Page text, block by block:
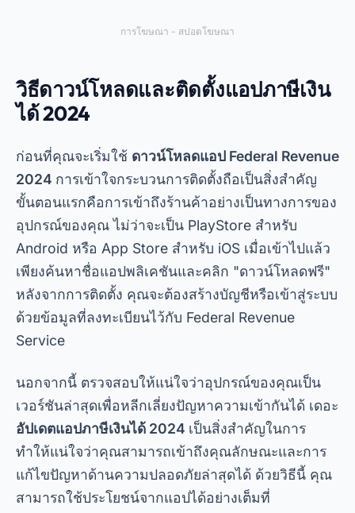
อุปกรณ์ของคุณ ไม่ว่าจะเป็น PlayStore สำหรับ
เพียงค้นหาชื่อแอปพลิเคชันและคลิก "ดาวน์โหลดฟรี"
หลังจากการติดตั้ง คุณจะต้องสร้างบัญชีหรือเข้าสู่ระบบ
ด้วยข้อมูลที่ลงทะเบียนไว้กับ Federal Revenue
นอกจากนี้ ตรวจสอบให้แน่ใจว่าอุปกรณ์ของคุณเป็น
เวอร์ชันล่าสุดเพื่อหลีกเลี่ยงปัญหาความเข้ากันได้ เดอะ
อัปเดตแอปภาษีเงินได้ 2024 เป็นสิ่งสำคัญในการ
ทำให้แน่ใจว่าคุณสามารถเข้าถึงคุณลักษณะและการ
แก้ไขปัญหาด้านความปลอดภัยล่าสุดได้ ด้วยวิธีนี้ คุณ
สามารถใช้ประโยชน์จากแอปได้อย่างเต็มที่
ใบสมัครอย่างเป็นทางการของกรมสรรพากร
แอป Federal Revenue อย่างเป็นทางการเป็นหนึ่งใน
ตัวเลือกที่น่าเชื่อถือที่สุดสำหรับผู้ที่ต้องการทำ การแจ้ง
รายการ IRPF ทางโทรศัพท์มือถือ- ช่วยให้คุณสามารถ
ส่งคำประกาศของคุณโดยตรงผ่านแอป รวมถึงตรวจ
สอบสถานะการคืนเงินและเข้าถึงบริการสำคัญอื่น ๆ แอ